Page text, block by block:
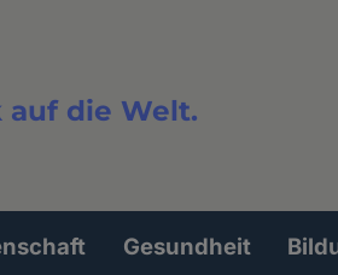
auf die Welt.
Gesundheit